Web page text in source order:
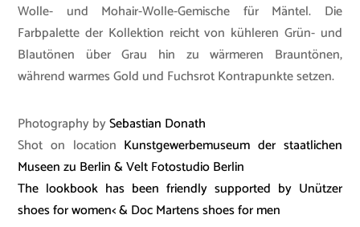
Wolle- und Mohair-Wolle-Gemische für Mäntel. Die
Farbpalette der Kollektion reicht von kühleren Grün- und
Blautönen über Grau hin zu wärmeren Brauntönen,
während warmes Gold und Fuchsrot Kontrapunkte setzen.
Photography bySebastian Donath
Shot on location Kunstgewerbemuseum der staatlichen
Museen zu Berlin &Velt Fotostudio Berlin
The lookbook has been friendly supported by Unützer
shoes for women< & Doc Martens shoes for men